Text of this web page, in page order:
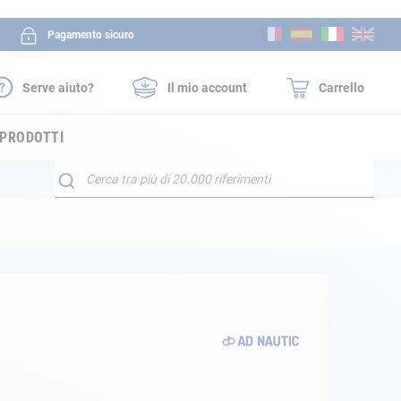
Pagamento sicuro
al
Serve aiuto?
Il mio account Carrello
Search